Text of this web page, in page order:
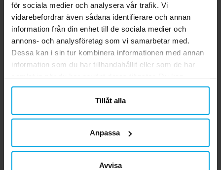
för sociala medier och analysera vår trafik. Vi
vidarebefordrar även sådana identifierare och annan
information från din enhet till de sociala medier och
annons- och analysföretag som vi samarbetar med.
Dessa kan i sin tur kombinera informationen med annan
information som du har tillhandahållit eller som de har
närsomhelst ändra ditt samtycke.
Tillåt alla
Anpassa
Avvisa